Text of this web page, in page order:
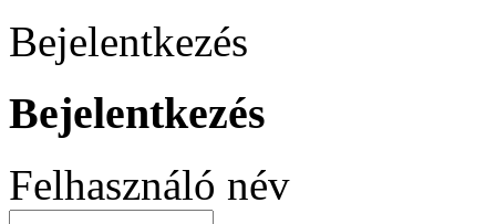
Bejelentkezés
Bejelentkezés
Felhasználó név